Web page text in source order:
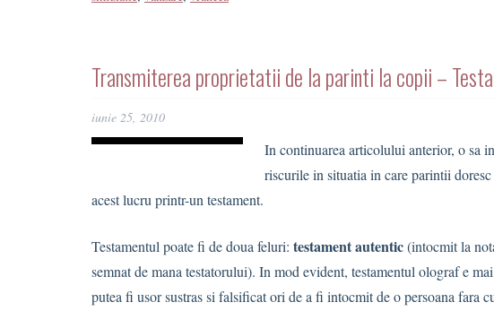
Transmiterea proprietatii de la parinti la copii –
iunie 25, 2010
In continuarea articolului anterior, o sa
riscurile in situatia in care parintii
acest lucru printr-un testament.
Testamentul poate fi de doua feluri: testament autentic(intocmit la
semnat de mana testatorului). In mod evident, testamentul olograf e
putea fi usor sustras si falsificat ori de a fi intocmit de o persoana fara